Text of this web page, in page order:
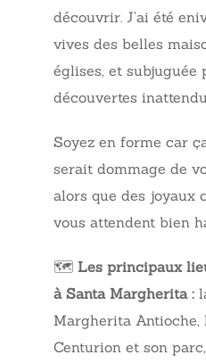
découvrir. J’ai été
vives des belles
églises, et subjuguée
découvertes
Soyez en forme car
serait dommage de
alors que des joyaux
vous attendent bien
🗺️ Les principaux
à Santa Margherita :
Margherita
Centurion et son